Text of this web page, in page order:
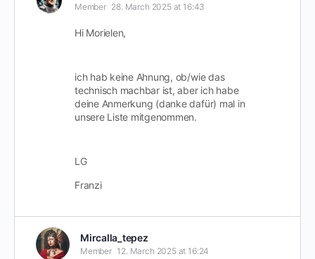
Member 28. March 2025 at 16:43
Hi Morielen,
ich hab keine Ahnung, ob/wie das
technisch machbar ist, aber ich habe
deine Anmerkung (danke dafür) mal in
unsere Liste mitgenommen.
LG
Franzi
Mircalla_tepez
Member 12. March 2025 at 16:24